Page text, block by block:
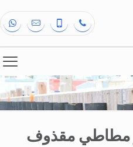
مطاطي مقذوف